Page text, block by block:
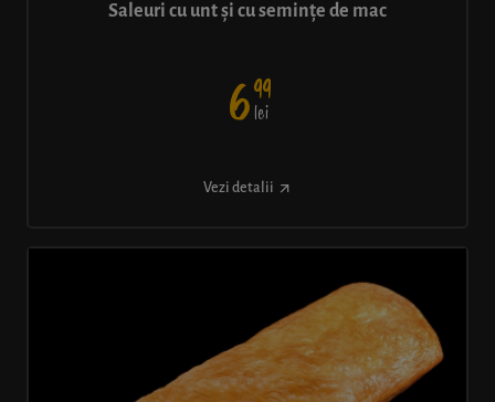
Saleuri cu unt și cu semințe de mac
699
lei
Vezi detalii